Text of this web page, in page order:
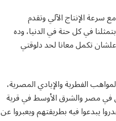
سرعة الإنتاج الآلي وتقدم
في كل حتة في الدنيا، وده
تكمل معانا لحد دلوقتي
الفطرية والإيادي المصرية،
في مصر والشرق الأوسط في قرية
يبدعوا فيه بطريقتهم ويعبروا عن